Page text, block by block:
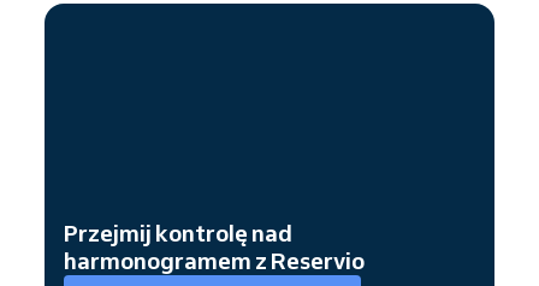
Przejmij kontrolę nad
harmonogramem z Reservio